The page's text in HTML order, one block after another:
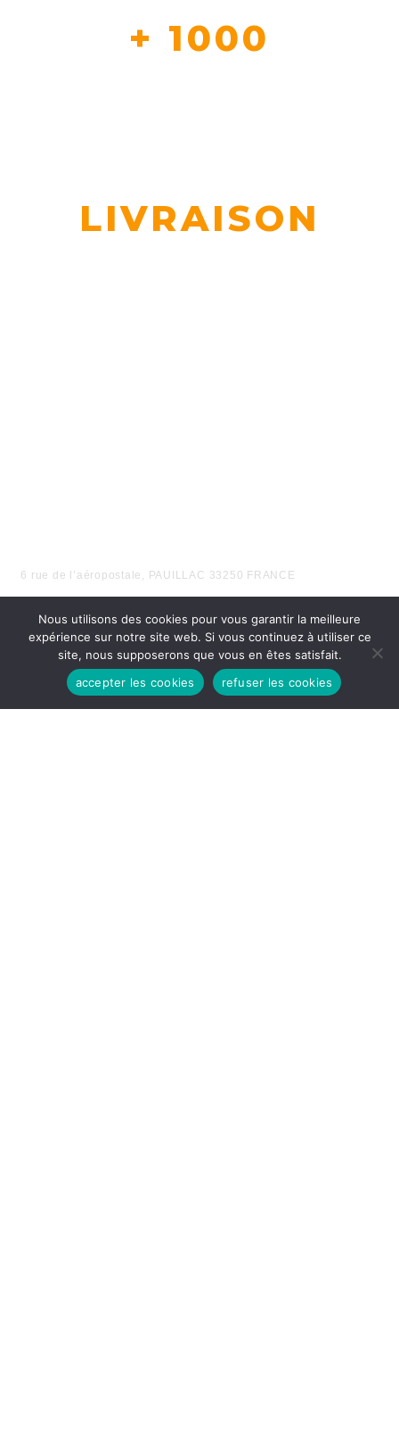
+ 1000
LIVRAISON
6 rue de l’aéropostale, PAUILLAC 33250 FRANCE
Nous utilisons des cookies pour vous garantir la meilleure
expérience sur notre site web. Si vous continuez à utiliser ce
site, nous supposerons que vous en êtes satisfait.
accepter les cookies
refuser les cookies